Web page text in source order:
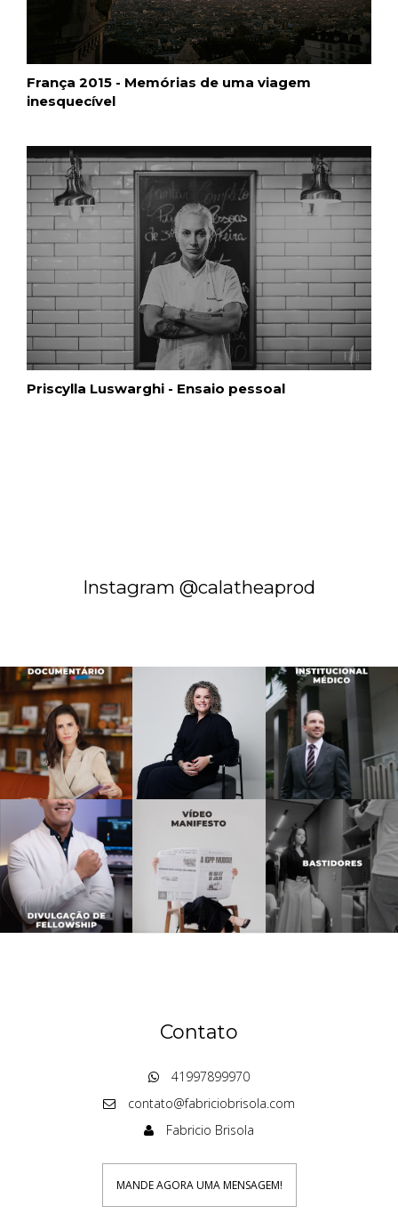
França 2015 - Memórias de uma viagem
inesquecível
Priscylla Luswarghi - Ensaio pessoal
Instagram @calatheaprod
Contato
41997899970
contato@fabriciobrisola.com
Fabricio Brisola
MANDE AGORA UMA MENSAGEM!